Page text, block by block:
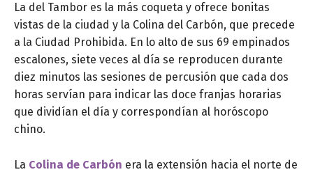
La del Tambor es la más coqueta y ofrece bonitas
vistas de la ciudad y la Colina del Carbón, que precede
a la Ciudad Prohibida. En lo alto de sus 69 empinados
escalones, siete veces al día se reproducen durante
diez minutos las sesiones de percusión que cada dos
horas servían para indicar las doce franjas horarias
que dividían el día y correspondían al horóscopo
chino.
La Colina de Carbón era la extensión hacia el norte de